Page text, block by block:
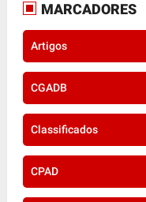
MARCADORES
Artigos
CGADB
Classificados
CPAD